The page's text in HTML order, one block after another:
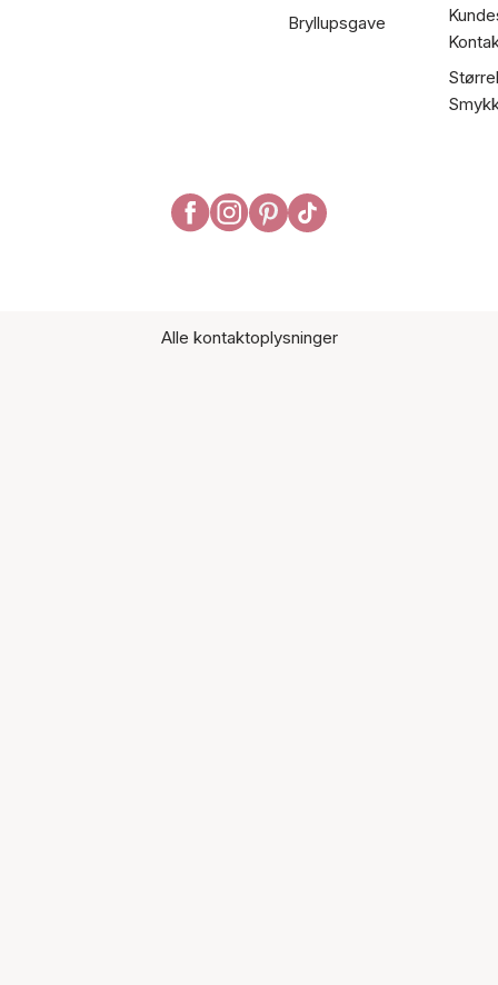
Bryllupsgave
Alle kontaktoplysninger